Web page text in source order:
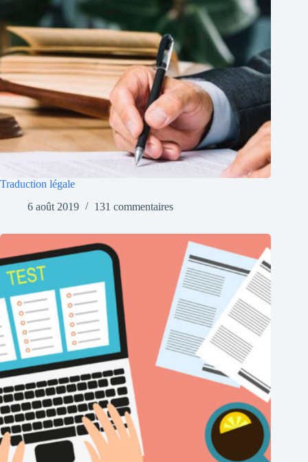
Traduction légale
6 août 2019
131 commentaires